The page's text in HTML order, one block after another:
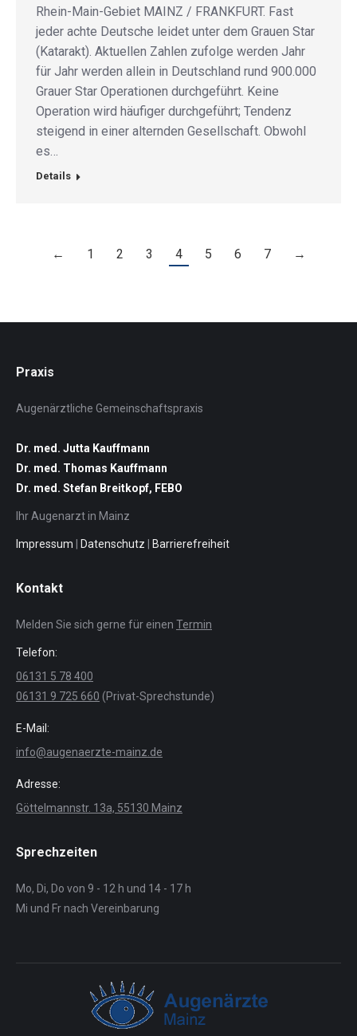
Rhein-Main-Gebiet MAINZ / FRANKFURT. Fast
jeder achte Deutsche leidet unter dem Grauen Star
(Katarakt). Aktuellen Zahlen zufolge werden Jahr
für Jahr werden allein in Deutschland rund 900.000
Grauer Star Operationen durchgeführt. Keine
Operation wird häufiger durchgeführt; Tendenz
steigend in einer alternden Gesellschaft. Obwohl
es…
Details
← 1 2 3 4 5 6 7 →
Praxis
Augenärztliche Gemeinschaftspraxis
Dr. med. Jutta Kauffmann
Dr. med. Thomas Kauffmann
Dr. med. Stefan Breitkopf, FEBO
Ihr Augenarzt in Mainz
Impressum | Datenschutz | Barrierefreiheit
Kontakt
Melden Sie sich gerne für einen Termin
Telefon:
06131 5 78 400
06131 9 725 660 (Privat-Sprechstunde)
E-Mail:
info@augenaerzte-mainz.de
Adresse:
Göttelmannstr. 13a, 55130 Mainz
Sprechzeiten
Mo, Di, Do von 9 - 12 h und 14 - 17 h
Mi und Fr nach Vereinbarung